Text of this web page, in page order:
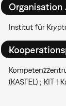
Institut für
(KASTEL) ; KIT |